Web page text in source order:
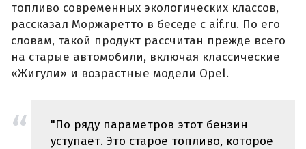
топливо современных экологических классов,
рассказал Моржаретто в беседе с aif.ru. По его
словам, такой продукт рассчитан прежде всего
на старые автомобили, включая классические
«Жигули» и возрастные модели Opel.
"По ряду параметров этот бензин
уступает. Это старое топливо, которое